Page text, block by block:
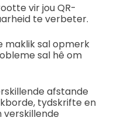
vir jou QR-
te verbeter.
maklik sal opmerk
sal hê om
afstande
tydskrifte en
verskillende